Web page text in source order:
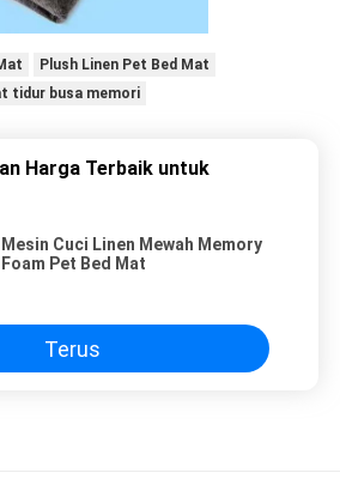
Plush Linen Pet Bed Mat
tidur busa memori
Harga Terbaik untuk
Mesin Cuci Linen Mewah Memory
Foam Pet Bed Mat
Terus